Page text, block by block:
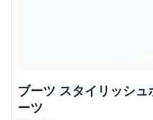
ブーツ スタイリッシ
ーツ